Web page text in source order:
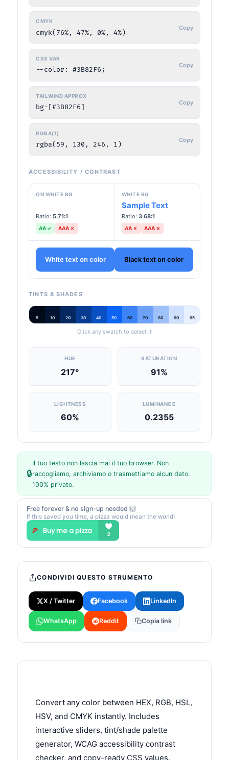
CMYK
cmyk(76%, 47%, 0%, 4%)
Copy
CSS VAR
--color: #3B82F6;
Copy
TAILWIND APPROX
bg-[#3B82F6]
Copy
RGBA(1)
rgba(59, 130, 246, 1)
Copy
ACCESSIBILITY / CONTRAST
ON WHITE BG
Ratio: 5.71:1
AA ✓ AAA ✗
WHITE BG
Sample Text
Ratio: 3.68:1
AA ✗ AAA ✗
White text on color Black text on color
TINTS & SHADES
5 10 20 30 40 50 60 70 80 90 95
Click any swatch to select it
HUE
217°
SATURATION
91%
LIGHTNESS
60%
LUMINANCE
0.2355
🔒
Il tuo testo non lascia mai il tuo browser. Non
raccogliamo, archiviamo o trasmettiamo alcun dato.
100% privato.
Free forever & no sign-up needed 🙌
If this saved you time, a pizza would mean the world!
CONDIVIDI QUESTO STRUMENTO
X / Twitter Facebook LinkedIn
WhatsApp Reddit Copia link
Convert any color between HEX, RGB, HSL,
HSV, and CMYK instantly. Includes
interactive sliders, tint/shade palette
generator, WCAG accessibility contrast
checker, and copy-ready CSS values.